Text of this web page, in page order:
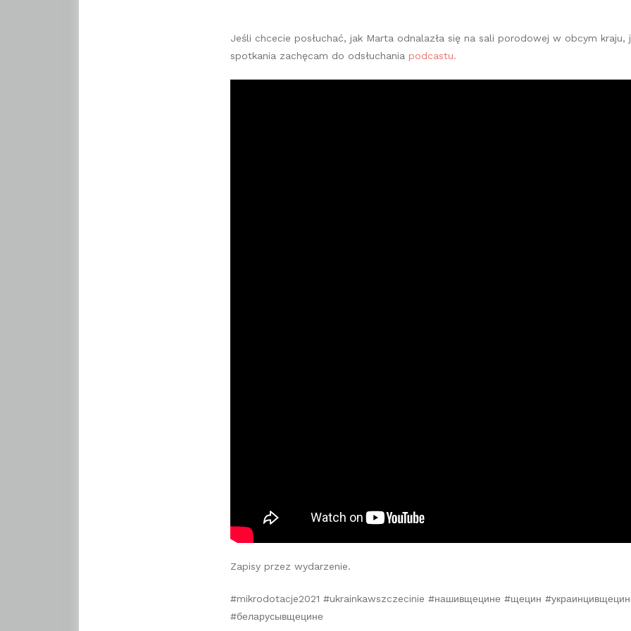
Jeśli chcecie posłuchać, jak Marta odnalazła się na sali porodowej w obcym kraju,
spotkania zachęcam do odsłuchania podcastu.
Zapisy przez wydarzenie.
#mikrodotacje2021 #ukrainkawszczecinie #нашивщецине #щецин
#беларусывщецине